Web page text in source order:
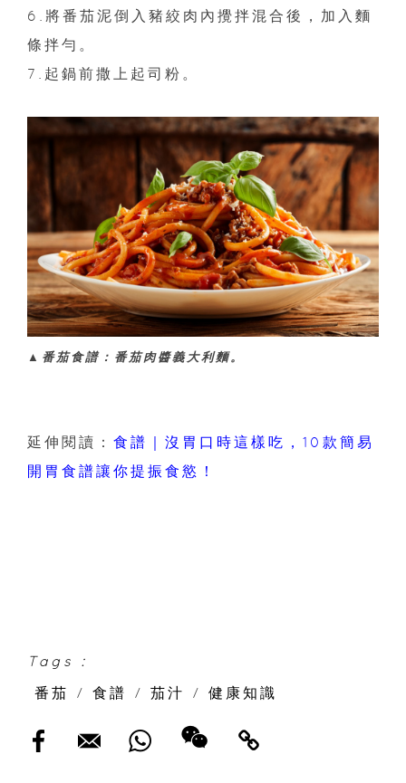
6.將番茄泥倒入豬絞肉內攪拌混合後，加入麵
條拌勻。
7.起鍋前撒上起司粉。
▲番茄食譜：番茄肉醬義大利麵。
延伸閱讀： 食譜｜沒胃口時這樣吃，10款簡易
開胃食譜讓你提振食慾！
Tags :
番茄
/ 食譜 / 茄汁 / 健康知識